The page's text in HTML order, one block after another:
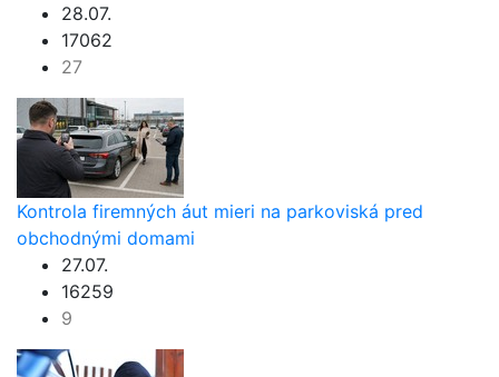
28.07.
17062
27
Kontrola firemných áut mieri na parkoviská pred
obchodnými domami
27.07.
16259
9